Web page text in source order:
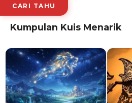
CARI TAHU
Kumpulan Kuis Menarik